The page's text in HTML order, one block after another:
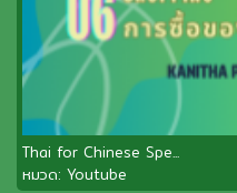
Thai for Chinese Spe...
หมวด: Youtube